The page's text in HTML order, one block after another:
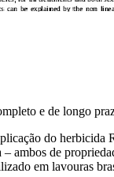
e de longo
do herbicida
ambos de
em lavouras